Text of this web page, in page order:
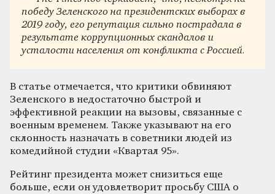
победу Зеленского на президентских выборах в
2019 году, его репутация сильно пострадала в
результате коррупционных скандалов и
усталости населения от конфликта с Россией.
В статье отмечается, что критики обвиняют
Зеленского в недостаточно быстрой и
эффективной реакции на вызовы, связанные с
военным временем. Также указывают на его
склонность назначать в советники людей из
комедийной студии «Квартал 95».
Рейтинг президента может снизиться еще
больше, если он удовлетворит просьбу США о